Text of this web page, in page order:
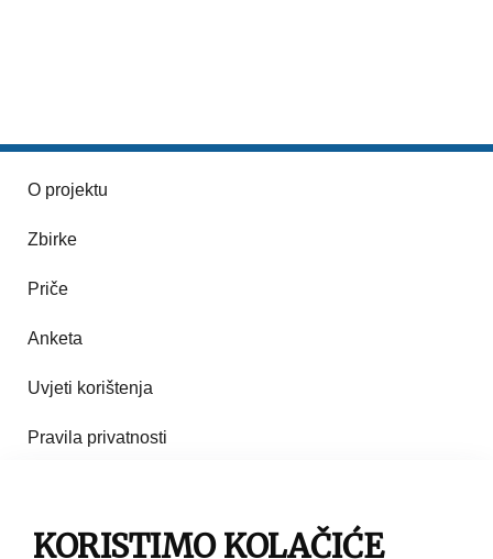
O projektu
Zbirke
Priče
Anketa
Uvjeti korištenja
Pravila privatnosti
Pravila korištenja
KORISTIMO KOLAČIĆE